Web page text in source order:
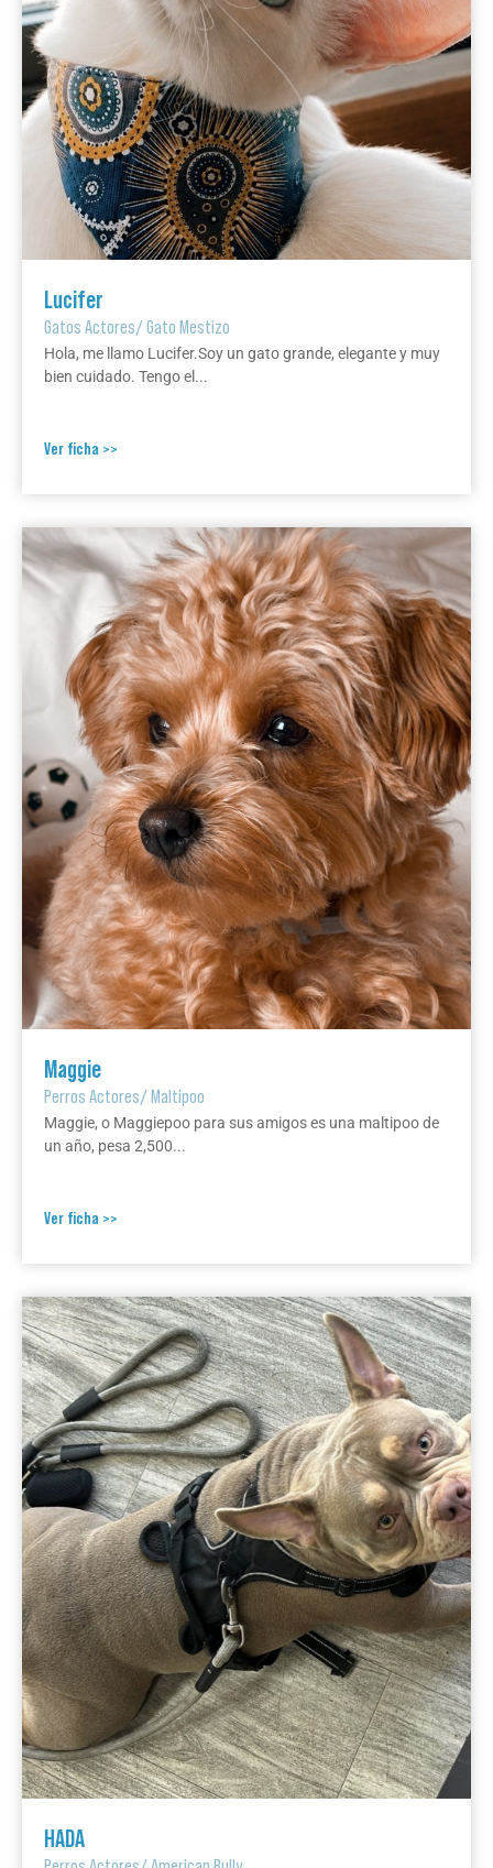
Lucifer
Gatos Actores/Gato Mestizo
Hola, me llamo Lucifer.Soy un gato grande, elegante y muy
bien cuidado. Tengo el...
Ver ficha >>
Maggie
Perros Actores/Maltipoo
Maggie, o Maggiepoo para sus amigos es una maltipoo de
un año, pesa 2,500...
Ver ficha >>
HADA